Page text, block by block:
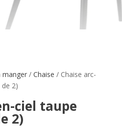
manger/ Chaise / Chaise arc-
de 2)
ciel taupe
2)